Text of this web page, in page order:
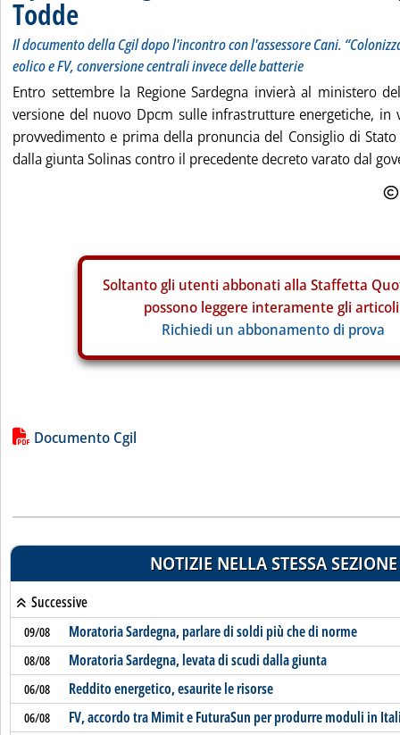
Todde
Il documento della Cgil dopo l'incontro con l'assessore Cani.
eolico e FV, conversione centrali invece delle batterie
Entro settembre la Regione Sardegna invierà al ministero
versione del nuovo Dpcm sulle infrastrutture energetiche, in
provvedimento e prima della pronuncia del Consiglio di
dalla giunta Solinas contro il precedente decreto varato dal
Soltanto gli utenti abbonati alla Staffetta
possono leggere interamente gli
Richiedi un abbonamento di prova
Lista allegati PDF alla notizia
Documento Cgil
NOTIZIE NELLA STESSA SEZIONE
Successive
09/08 Moratoria Sardegna, parlare di soldi più che di norme
08/08 Moratoria Sardegna, levata di scudi dalla giunta
06/08 Reddito energetico, esaurite le risorse
06/08 FV, accordo tra Mimit e FuturaSun per produrre moduli in